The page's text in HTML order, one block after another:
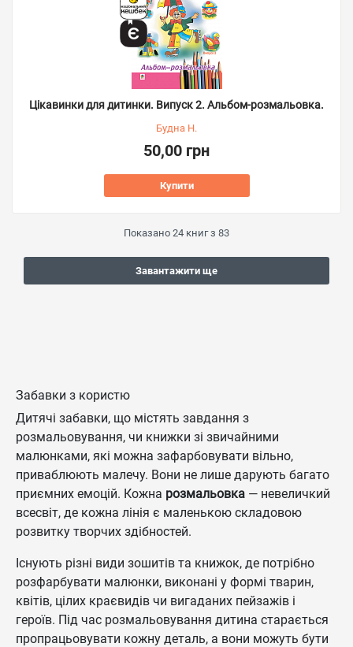
Цікавинки для дитинки. Випуск 2. Альбом-розмальовка.
Будна Н.
50,00 грн
Купити
Показано 24 книг з 83
Завантажити ще
Забавки з користю
Дитячі забавки, що містять завдання з
розмальовування, чи книжки зі звичайними
малюнками, які можна зафарбовувати вільно,
приваблюють малечу. Вони не лише дарують багато
приємних емоцій. Кожна розмальовка — невеличкий
всесвіт, де кожна лінія є маленькою складовою
розвитку творчих здібностей.
Існують різні види зошитів та книжок, де потрібно
розфарбувати малюнки, виконані у формі тварин,
квітів, цілих краєвидів чи вигаданих пейзажів і
героїв. Під час розмальовування дитина старається
пропрацьовувати кожну деталь, а вони можуть бути